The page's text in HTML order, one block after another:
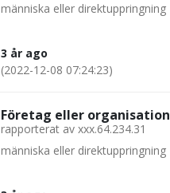
människa eller direktuppringning
3 år ago
(2022-12-08 07:24:23)
Företag eller organisation
rapporterat av xxx.64.234.31
människa eller direktuppringning